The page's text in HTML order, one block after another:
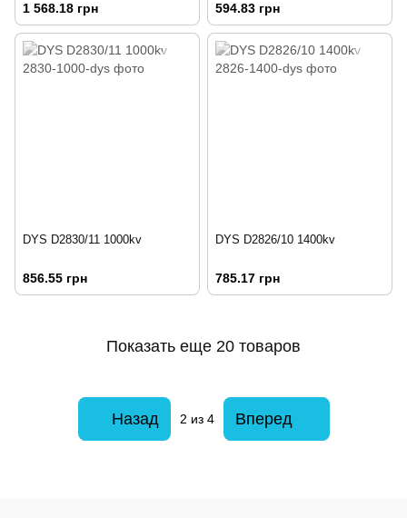
1 568.18 грн 594.83 грн
DYS D2830/11 1000kv
856.55 грн
DYS D2826/10 1400kv
785.17 грн
Показать еще 20 товаров
Назад 2 из 4 Вперед